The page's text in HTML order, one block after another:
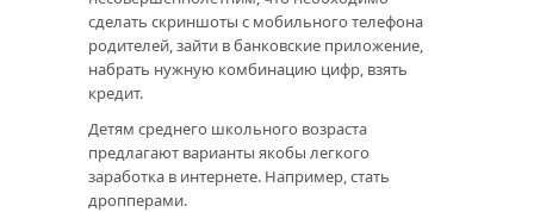
сделать скриншоты с мобильного телефона
родителей, зайти в банковские приложение,
набрать нужную комбинацию цифр, взять
кредит.
Детям среднего школьного возраста
предлагают варианты якобы легкого
заработка в интернете. Например, стать
дропперами.